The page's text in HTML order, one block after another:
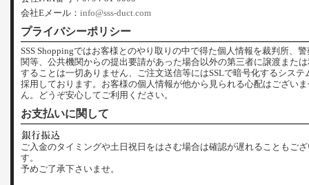
会社Eメール： info@sss-duct.com
プライバシーポリシー
SSS Shoppingではお客様とのやり取りの中で得た個人情報を裁判所、
関等、公共機関からの提出要請があった場合以外の第三者に譲渡また
することは一切ありません、ご注文送信等にはSSLで暗号化するシステ
採用しております。お客様の個人情報が他から見られる心配はござい
ん。どうぞ安心してご利用ください。
お支払いに関して
ご入金のタイミングや土日祝日をはさむ場合は確認が遅れることもご
す。
予めご了承下さいませ。